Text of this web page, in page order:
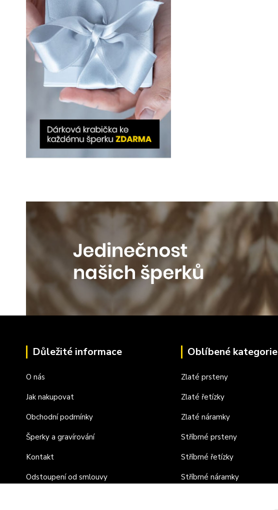
Důležité informace
O nás
Jak nakupovat
Obchodní podmínky
Šperky a gravírování
Kontakt
Odstoupení od smlouvy
Oblíbené kategorie
Zlaté prsteny
Zlaté řetízky
Zlaté náramky
Stříbrné prsteny
Stříbrné řetízky
Stříbrné náramky